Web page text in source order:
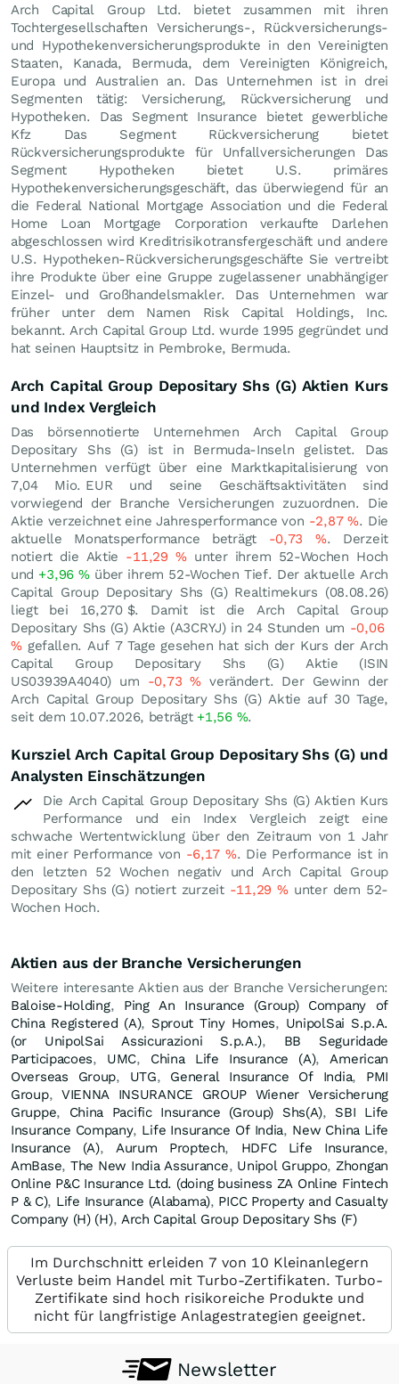
Arch Capital Group Ltd. bietet zusammen mit ihren
Tochtergesellschaften Versicherungs-, Rückversicherungs-
und Hypothekenversicherungsprodukte in den Vereinigten
Staaten, Kanada, Bermuda, dem Vereinigten Königreich,
Europa und Australien an. Das Unternehmen ist in drei
Segmenten tätig: Versicherung, Rückversicherung und
Hypotheken. Das Segment Insurance bietet gewerbliche
Kfz Das Segment Rückversicherung bietet
Rückversicherungsprodukte für Unfallversicherungen Das
Segment Hypotheken bietet U.S. primäres
Hypothekenversicherungsgeschäft, das überwiegend für an
die Federal National Mortgage Association und die Federal
Home Loan Mortgage Corporation verkaufte Darlehen
abgeschlossen wird Kreditrisikotransfergeschäft und andere
U.S. Hypotheken-Rückversicherungsgeschäfte Sie vertreibt
ihre Produkte über eine Gruppe zugelassener unabhängiger
Einzel- und Großhandelsmakler. Das Unternehmen war
früher unter dem Namen Risk Capital Holdings, Inc.
bekannt. Arch Capital Group Ltd. wurde 1995 gegründet und
hat seinen Hauptsitz in Pembroke, Bermuda.
Arch Capital Group Depositary Shs (G) Aktien Kurs
und Index Vergleich
Das börsennotierte Unternehmen Arch Capital Group
Depositary Shs (G) ist in Bermuda-Inseln gelistet. Das
Unternehmen verfügt über eine Marktkapitalisierung von
7,04 Mio. EUR und seine Geschäftsaktivitäten sind
vorwiegend der Branche Versicherungen zuzuordnen. Die
Aktie verzeichnet eine Jahresperformance von -2,87%. Die
aktuelle Monatsperformance beträgt -0,73 %. Derzeit
notiert die Aktie -11,29 %unter ihrem 52-Wochen Hoch
und +3,96% über ihrem 52-Wochen Tief. Der aktuelle Arch
Capital Group Depositary Shs (G) Realtimekurs (08.08.26)
liegt bei 16,270 $. Damit ist die Arch Capital Group
Depositary Shs (G) Aktie (A3CRYJ) in 24 Stunden um -0,06
%gefallen. Auf 7 Tage gesehen hat sich der Kurs der Arch
Capital Group Depositary Shs (G) Aktie (ISIN
US03939A4040) um -0,73% verändert. Der Gewinn der
Arch Capital Group Depositary Shs (G) Aktie auf 30 Tage,
seit dem 10.07.2026, beträgt +1,56 %.
Kursziel Arch Capital Group Depositary Shs (G) und
Analysten Einschätzungen
Die Arch Capital Group Depositary Shs (G) Aktien Kurs
Performance und ein Index Vergleich zeigt eine
schwache Wertentwicklung über den Zeitraum von 1 Jahr
mit einer Performance von -6,17%. Die Performance ist in
den letzten 52 Wochen negativ und Arch Capital Group
Depositary Shs (G) notiert zurzeit -11,29%unter dem 52-
Wochen Hoch.
Aktien aus der Branche Versicherungen
Weitere interesante Aktien aus der Branche Versicherungen:
Baloise-Holding, Ping An Insurance (Group) Company of
China Registered (A), Sprout Tiny Homes, UnipolSai S.p.A.
(or UnipolSai Assicurazioni S.p.A.), BB Seguridade
Participacoes, UMC, China Life Insurance (A),American
Overseas Group, UTG, General Insurance Of India, PMI
Group, VIENNA INSURANCE GROUP Wiener Versicherung
Gruppe, China Pacific Insurance (Group) Shs(A), SBI Life
Insurance Company, Life Insurance Of India, New China Life
Insurance (A), Aurum Proptech, HDFC Life Insurance,
AmBase, The New India Assurance, Unipol Gruppo,Zhongan
Online P&C Insurance Ltd. (doing business ZA Online Fintech
P & C), Life Insurance (Alabama), PICC Property and Casualty
Company (H) (H), Arch Capital Group Depositary Shs (F)
Im Durchschnitt erleiden 7 von 10 Kleinanlegern
Verluste beim Handel mit Turbo-Zertifikaten. Turbo-
Zertifikate sind hoch risikoreiche Produkte und
nicht für langfristige Anlagestrategien geeignet.
Newsletter